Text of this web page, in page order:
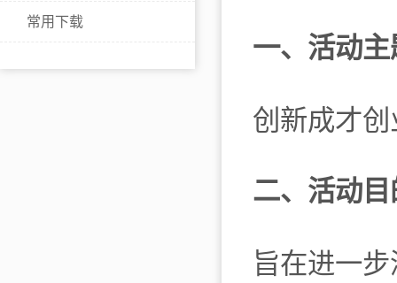
常用下载
一、活动主
创新成才
二、活动目
旨在进一